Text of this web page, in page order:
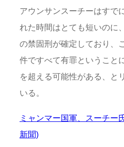
アウンサンスーチーはすで
れた時間はとても短いのに
の禁固刑が確定しており、
件ですべて有罪ということ
を超える可能性がある、と
いる。
ミャンマー国軍、スーチー
新聞)